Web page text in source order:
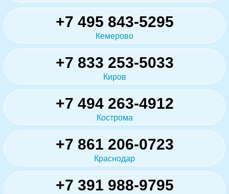
+7 495 843-5295
Кемерово
+7 833 253-5033
Киров
+7 494 263-4912
Кострома
+7 861 206-0723
Краснодар
+7 391 988-9795